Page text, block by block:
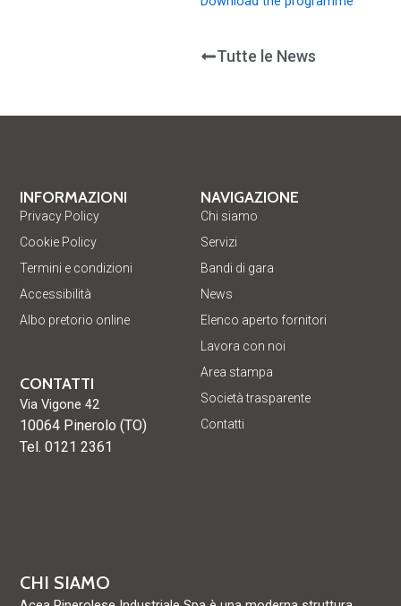
Tutte le News
CHI SIAMO
NAVIGAZIONE
Chi siamo
Servizi
Bandi di gara
News
Elenco aperto fornitori
Lavora con noi
Area stampa
Società trasparente
Contatti
INFORMAZIONI
Privacy Policy
Cookie Policy
Termini e condizioni
Accessibilità
Albo pretorio online
CONTATTI
Via Vigone 42
10064 Pinerolo (TO)
Tel. 0121 2361